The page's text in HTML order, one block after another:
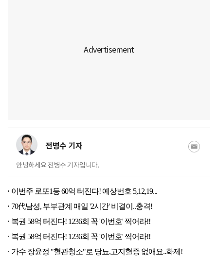
전병수 기자
안녕하세요 전병수 기자입니다.